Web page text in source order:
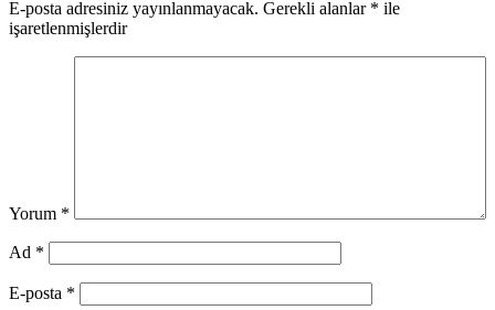
E-posta adresiniz yayınlanmayacak. Gerekli alanlar * ile
işaretlenmişlerdir
Yorum *
Ad *
E-posta *